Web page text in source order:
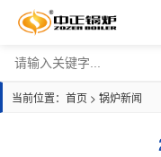
当前位置： 首页 > 锅炉新闻